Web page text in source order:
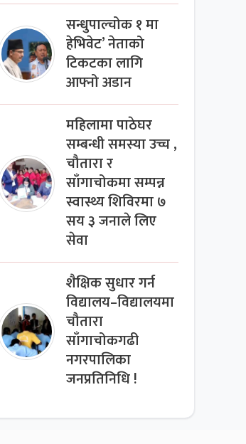
सन्धुपाल्चोक १ मा
हेभिवेट’ नेताको
टिकटका लागि
आफ्नो अडान
महिलामा पाठेघर
सम्बन्धी समस्या उच्च ,
चौतारा र
साँगाचोकमा सम्पन्न
स्वास्थ्य शिविरमा ७
सय ३ जनाले लिए
सेवा
शैक्षिक सुधार गर्न
विद्यालय–विद्यालयमा
चौतारा
साँगाचोकगढी
नगरपालिका
जनप्रतिनिधि !